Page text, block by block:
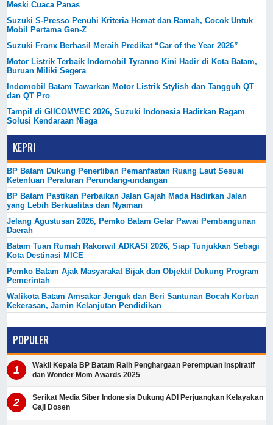
Meski Cuaca Panas
Suzuki S-Presso Penuhi Kriteria Hemat dan Ramah, Cocok Untuk
Mobil Pertama Gen-Z
Suzuki Fronx Berhasil Meraih Predikat “Car of the Year 2026”
Motor Listrik Terbaik Indomobil Tyranno Kini Hadir di Kota Batam,
Buruan Miliki Segera
Indomobil Batam Tawarkan Motor Listrik Stylish dan Tangguh QT
dan QT Pro
Tampil di GIICOMVEC 2026, Suzuki Indonesia Hadirkan Ragam
Solusi Kendaraan Niaga
KEPRI
BP Batam Dukung Penertiban Pemanfaatan Ruang Laut Sesuai
Ketentuan Peraturan Perundang-undangan
BP Batam Pastikan Perbaikan Jalan Gajah Mada Hadirkan Jalan
yang Lebih Berkualitas dan Nyaman
Jelang Agustusan 2026, Pemko Batam Gelar Pawai Pembangunan
Daerah
Batam Tuan Rumah Rakorwil ADKASI 2026, Siap Tunjukkan Sebagi
Kota Destinasi MICE
Pemko Batam Ajak Masyarakat Bijak dan Objektif Dukung Program
Pemerintah
Walikota Batam Amsakar Jenguk dan Beri Santunan Bocah Korban
Kekerasan, Jamin Kelanjutan Pendidikan
POPULER
Wakil Kepala BP Batam Raih Penghargaan Perempuan Inspiratif
dan Wonder Mom Awards 2025
Serikat Media Siber Indonesia Dukung ADI Perjuangkan Kelayakan
Gaji Dosen